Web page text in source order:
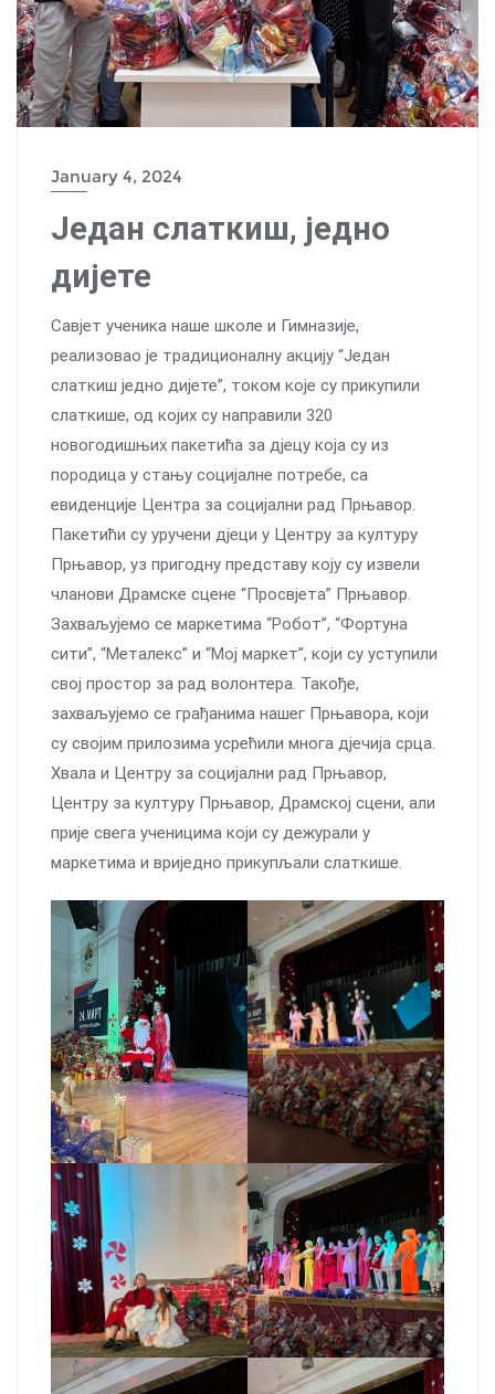
January 4, 2024
Један слаткиш, једно
дијете
Савјет ученика наше школе и Гимназије,
реализовао је традиционалну акцију “Један
слаткиш једно дијете”, током које су прикупили
слаткише, од којих су направили 320
новогодишњих пакетића за дјецу која су из
породица у стању социјалне потребе, са
евиденције Центра за социјални рад Прњавор.
Пакетићи су уручени дјеци у Центру за културу
Прњавор, уз пригодну представу коју су извели
чланови Драмске сцене “Просвјета” Прњавор.
Захваљујемо се маркетима “Робот”, “Фортуна
сити”, “Металекс” и “Мој маркет”, који су уступили
свој простор за рад волонтера. Такође,
захваљујемо се грађанима нашег Прњавора, који
су својим прилозима усрећили многа дјeчија срца.
Хвала и Центру за социјални рад Прњавор,
Центру за културу Прњавор, Драмској сцени, али
прије свега ученицима који су дежурали у
маркетима и вриједно прикупљали слаткише.